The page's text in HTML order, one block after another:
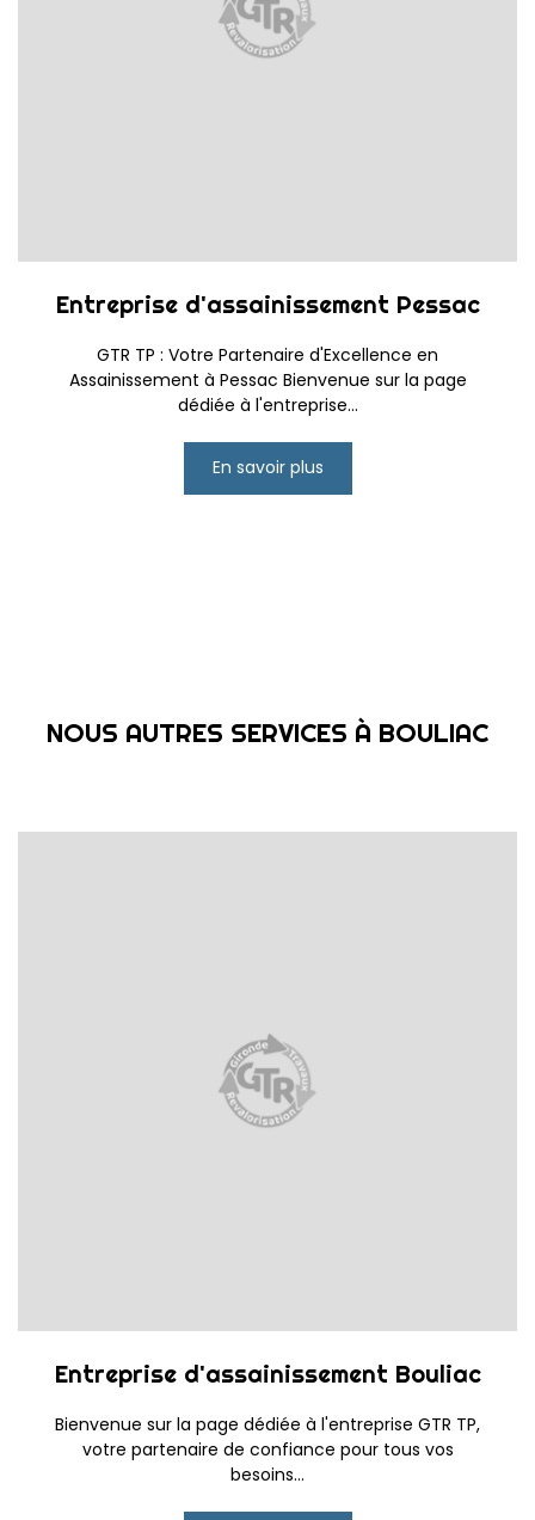
Entreprise d'assainissement Pessac
GTR TP : Votre Partenaire d'Excellence en
Assainissement à Pessac Bienvenue sur la page
dédiée à l'entreprise...
En savoir plus
NOUS AUTRES SERVICES À BOULIAC
Entreprise d'assainissement Bouliac
Bienvenue sur la page dédiée à l'entreprise GTR TP,
votre partenaire de confiance pour tous vos
besoins...